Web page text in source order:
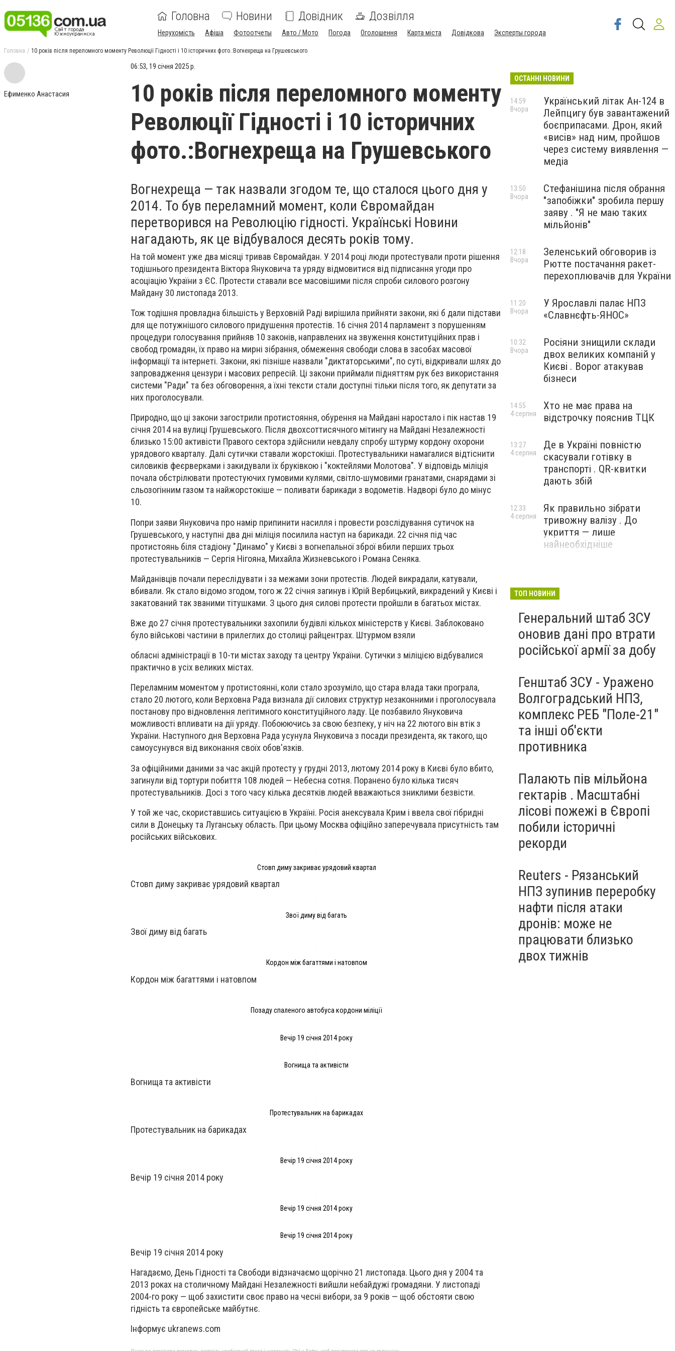
Головна Новини Довідник Дозвілля
Нерухомість Афіша Фотоотчеты Авто / Мото Погода Оголошення Карта міста Довідкова Эксперты города
Головна 10 років після переломного моменту Революції Гідності і 10 історичних фото.:Вогнехреща на Грушевського
Ефименко Анастасия
06:53, 19 січня 2025 р.
10 років після переломного моменту
Революції Гідності і 10 історичних
фото.:Вогнехреща на Грушевського
Вогнехреща — так назвали згодом те, що сталося цього дня у
2014. То був переламний момент, коли Євромайдан
перетворився на Революцію гідності. Українські Новини
нагадають, як це відбувалося десять років тому.
На той момент уже два місяці тривав Євромайдан. У 2014 році люди протестували проти рішення
тодішнього президента Віктора Януковича та уряду відмовитися від підписання угоди про
асоціацію України з ЄС. Протести ставали все масовішими після спроби силового розгону
Майдану 30 листопада 2013.
Тож тодішня провладна більшість у Верховній Раді вирішила прийняти закони, які б дали підстави
для ще потужнішого силового придушення протестів. 16 січня 2014 парламент з порушенням
процедури голосування прийняв 10 законів, направлених на звуження конституційних прав і
свобод громадян, їх право на мирні зібрання, обмеження свободи слова в засобах масової
інформації та інтернеті. Закони, які пізніше назвали "диктаторськими", по суті, відкривали шлях до
запровадження цензури і масових репресій. Ці закони приймали підняттям рук без використання
системи "Ради" та без обговорення, а їхні тексти стали доступні тільки після того, як депутати за
них проголосували.
Природно, що ці закони загострили протистояння, обурення на Майдані наростало і пік настав 19
січня 2014 на вулиці Грушевського. Після двохсоттисячного мітингу на Майдані Незалежності
близько 15:00 активісти Правого сектора здійснили невдалу спробу штурму кордону охорони
урядового кварталу. Далі сутички ставали жорстокіші. Протестувальники намагалися відтіснити
силовиків феєрверками і закидували їх бруківкою і "коктейлями Молотова". У відповідь міліція
почала обстрілювати протестуючих гумовими кулями, світло-шумовими гранатами, снарядами зі
сльозогінним газом та найжорстокіше — поливати барикади з водометів. Надворі було до мінус
10.
Попри заяви Януковича про намір припинити насилля і провести розслідування сутичок на
Грушевського, у наступні два дні міліція посилила наступ на барикади. 22 січня під час
протистоянь біля стадіону "Динамо" у Києві з вогнепальної зброї вбили перших трьох
протестувальників — Сергія Нігояна, Михайла Жизневського і Романа Сеняка.
Майданівців почали переслідувати і за межами зони протестів. Людей викрадали, катували,
вбивали. Як стало відомо згодом, того ж 22 січня загинув і Юрій Вербицький, викрадений у Києві і
закатований так званими тітушками. З цього дня силові протести пройшли в багатьох містах.
Вже до 27 січня протестувальники захопили будівлі кількох міністерств у Києві. Заблоковано
було військові частини в прилеглих до столиці райцентрах. Штурмом взяли
обласні адміністрації в 10-ти містах заходу та центру України. Сутички з міліцією відбувалися
практично в усіх великих містах.
Переламним моментом у протистоянні, коли стало зрозуміло, що стара влада таки програла,
стало 20 лютого, коли Верховна Рада визнала дії силових структур незаконними і проголосувала
постанову про відновлення легітимного конституційного ладу. Це позбавило Януковича
можливості впливати на дії уряду. Побоюючись за свою безпеку, у ніч на 22 лютого він втік з
України. Наступного дня Верховна Рада усунула Януковича з посади президента, як такого, що
самоусунувся від виконання своїх обов'язків.
За офіційними даними за час акцій протесту у грудні 2013, лютому 2014 року в Києві було вбито,
загинули від тортури побиття 108 людей — Небесна сотня. Поранено було кілька тисяч
протестувальників. Досі з того часу кілька десятків людей вважаються зниклими безвісти.
У той же час, скориставшись ситуацією в Україні. Росія анексувала Крим і ввела свої гібридні
сили в Донецьку та Луганську область. При цьому Москва офіційно заперечувала присутність там
російських військових.
Стовп диму закриває урядовий квартал
Стовп диму закриває урядовий квартал
Звої диму від багать
Звої диму від багать
Кордон між багаттями і натовпом
Кордон між багаттями і натовпом
Позаду спаленого автобуса кордони міліції
Вечір 19 січня 2014 року
Вогнища та активісти
Вогнища та активісти
Протестувальник на барикадах
Протестувальник на барикадах
Вечір 19 січня 2014 року
Вечір 19 січня 2014 року
Вечір 19 січня 2014 року
Вечір 19 січня 2014 року
Вечір 19 січня 2014 року
Нагадаємо, День Гідності та Свободи відзначаємо щорічно 21 листопада. Цього дня у 2004 та
2013 роках на столичному Майдані Незалежності вийшли небайдужі громадяни. У листопаді
2004-го року — щоб захистити своє право на чесні вибори, за 9 років — щоб обстояти свою
гідність та європейське майбутнє.
Інформує ukranews.com
ОСТАННІ НОВИНИ
Український літак Ан-124 в
Лейпцигу був завантажений
боєприпасами. Дрон, який
«висів» над ним, пройшов
через систему виявлення —
медіа
14:59
Вчора
Стефанішина після обрання
"запобіжки" зробила першу
заяву . "Я не маю таких
мільйонів"
13:50
Вчора
Зеленський обговорив із
Рютте постачання ракет-
перехоплювачів для України
12:18
Вчора
У Ярославлі палає НПЗ
«Славнєфть-ЯНОС»
11:20
Вчора
Росіяни знищили склади
двох великих компаній у
Києві . Ворог атакував
бізнеси
10:32
Вчора
Хто не має права на
відстрочку пояснив ТЦК
14:55
4 серпня
Де в Україні повністю
скасували готівку в
транспорті . QR-квитки
дають збій
13:27
4 серпня
Як правильно зібрати
тривожну валізу . До
укриття — лише
найнеобхідніше
12:33
4 серпня
ТОП НОВИНИ
Генеральний штаб ЗСУ
оновив дані про втрати
російської армії за добу
Генштаб ЗСУ - Уражено
Волгоградський НПЗ,
комплекс РЕБ "Поле-21"
та інші об'єкти
противника
Палають пів мільйона
гектарів . Масштабні
лісові пожежі в Європі
побили історичні
рекорди
Reuters - Рязанський
НПЗ зупинив переробку
нафти після атаки
дронів: може не
працювати близько
двох тижнів